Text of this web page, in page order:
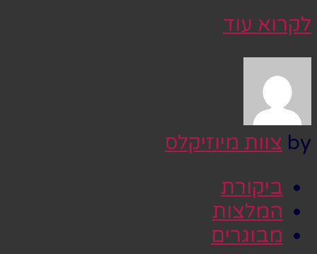
לקרוא עוד
by צוות מיוזיקלס
ביקורת
המלצות
מבוגרים